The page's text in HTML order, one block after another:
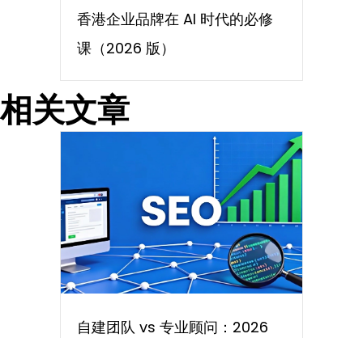
香港企业品牌在 AI 时代的必修
课（2026 版）
相关文章
自建团队 vs 专业顾问：2026